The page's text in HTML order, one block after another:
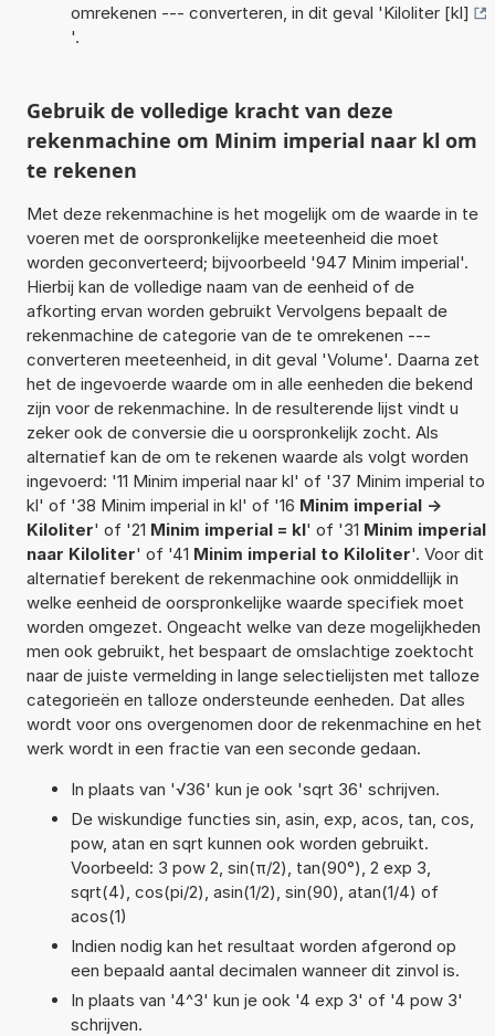
omrekenen --- converteren, in dit geval 'Kiloliter [kl]
'.
Gebruik de volledige kracht van deze
rekenmachine om Minim imperial naar kl om
te rekenen
Met deze rekenmachine is het mogelijk om de waarde in te
voeren met de oorspronkelijke meeteenheid die moet
worden geconverteerd; bijvoorbeeld '947 Minim imperial'.
Hierbij kan de volledige naam van de eenheid of de
afkorting ervan worden gebruikt Vervolgens bepaalt de
rekenmachine de categorie van de te omrekenen ---
converteren meeteenheid, in dit geval 'Volume'. Daarna zet
het de ingevoerde waarde om in alle eenheden die bekend
zijn voor de rekenmachine. In de resulterende lijst vindt u
zeker ook de conversie die u oorspronkelijk zocht. Als
alternatief kan de om te rekenen waarde als volgt worden
ingevoerd: '11 Minim imperial naar kl' of '37 Minim imperial to
kl' of '38 Minim imperial in kl' of '16 Minim imperial ->
Kiloliter' of '21 Minim imperial = kl' of '31 Minim imperial
naar Kiloliter' of '41 Minim imperial to Kiloliter'. Voor dit
alternatief berekent de rekenmachine ook onmiddellijk in
welke eenheid de oorspronkelijke waarde specifiek moet
worden omgezet. Ongeacht welke van deze mogelijkheden
men ook gebruikt, het bespaart de omslachtige zoektocht
naar de juiste vermelding in lange selectielijsten met talloze
categorieën en talloze ondersteunde eenheden. Dat alles
wordt voor ons overgenomen door de rekenmachine en het
werk wordt in een fractie van een seconde gedaan.
In plaats van '√36' kun je ook 'sqrt 36' schrijven.
De wiskundige functies sin, asin, exp, acos, tan, cos,
pow, atan en sqrt kunnen ook worden gebruikt.
Voorbeeld: 3 pow 2, sin(π/2), tan(90°), 2 exp 3,
sqrt(4), cos(pi/2), asin(1/2), sin(90), atan(1/4) of
acos(1)
Indien nodig kan het resultaat worden afgerond op
een bepaald aantal decimalen wanneer dit zinvol is.
In plaats van '4^3' kun je ook '4 exp 3' of '4 pow 3'
schrijven.